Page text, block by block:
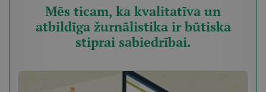
Mēs ticam, ka kvalitatīva un
atbildīga žurnālistika ir būtiska
stiprai sabiedrībai.